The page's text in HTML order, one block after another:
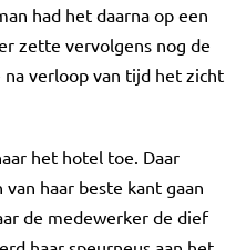
had het daarna op een
zette vervolgens nog de
verloop van tijd het zicht
het hotel toe. Daar
haar beste kant gaan
de medewerker de dief